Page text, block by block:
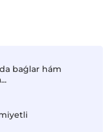
baǵlar hám